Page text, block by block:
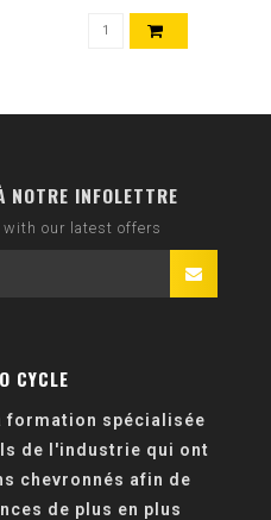
INFOLETTRE
our latest offers
CYCLE
formation spécialisée
de l'industrie qui ont
chevronnés afin de
de plus en plus